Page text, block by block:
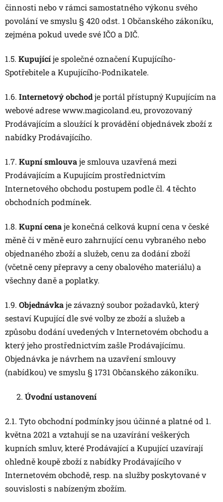
činnosti nebo v rámci samostatného výkonu svého
povolání ve smyslu § 420 odst. 1 Občanského zákoníku,
zejména pokud uvede své IČO a DIČ.
1.5. Kupujícíje společné označení Kupujícího-
Spotřebitele a Kupujícího-Podnikatele.
1.6. Internetovýobchodje portál přístupný Kupujícím na
webové adrese www.magicoland.eu, provozovaný
Prodávajícím a sloužící k provádění objednávek zboží z
nabídky Prodávajícího.
1.7. Kupní smlouvaje smlouva uzavřená mezi
Prodávajícím a Kupujícím prostřednictvím
Internetového obchodu postupem podle čl. 4 těchto
obchodních podmínek.
1.8. Kupní cenaje konečná celková kupní cena v české
měně či v měně euro zahrnující cenu vybraného nebo
objednaného zboží a služeb, cenu za dodání zboží
(včetně ceny přepravy a ceny obalového materiálu) a
všechny daně a poplatky.
1.9. Objednávkaje závazný soubor požadavků, který
sestaví Kupující dle své volby ze zboží a služeb a
způsobu dodání uvedených v Internetovém obchodu a
který jeho prostřednictvím zašle Prodávajícímu.
Objednávka je návrhem na uzavření smlouvy
(nabídkou) ve smyslu § 1731 Občanského zákoníku.
Úvodní ustanovení
2.1. Tyto obchodní podmínky jsou účinné a platné od 1.
května 2021 a vztahují se na uzavírání veškerých
kupních smluv, které Prodávající a Kupující uzavírají
ohledně koupě zboží z nabídky Prodávajícího v
Internetovém obchodě, resp. na služby poskytované v
souvislosti s nabízeným zbožím.